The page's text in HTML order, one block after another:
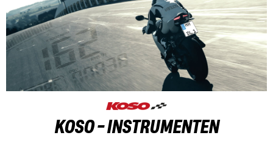
KOSO - INSTRUMENTEN